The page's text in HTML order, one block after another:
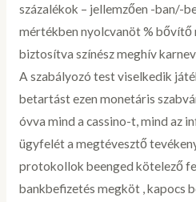
százalékok – jellemzően -ban/-
mértékben nyolcvanöt % bővítő
biztosítva színész meghív
A szabályozó test viselkedik
betartást ezen monetáris
óvva mind a cassino-t, mind az
ügyfelét a megtévesztő
protokollok beenged kötelező
bankbefizetés megköt , kapocs